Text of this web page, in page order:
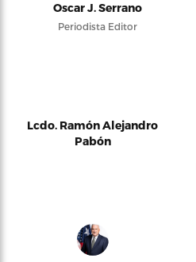
Oscar J. Serrano
Periodista Editor
Lcdo. Ramón Alejandro
Pabón